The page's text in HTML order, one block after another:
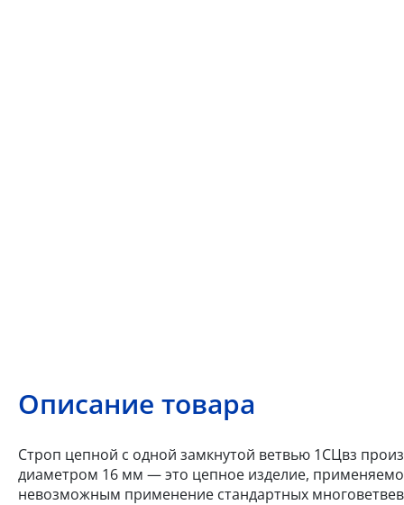
Описание товара
Строп цепной с одной замкнутой ветвью 1СЦвз
диаметром 16 мм — это цепное изделие,
невозможным применение стандартных